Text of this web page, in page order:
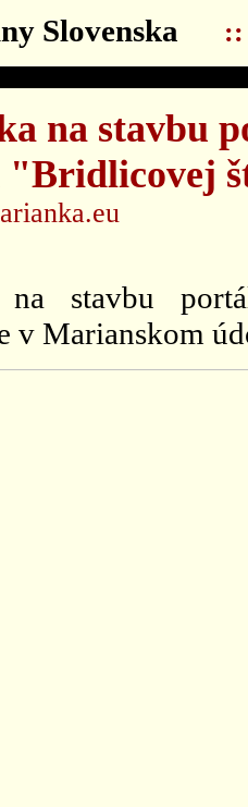
Slovenska ::
na stavbu
"Bridlicovej
na stavbu
v Marianskom